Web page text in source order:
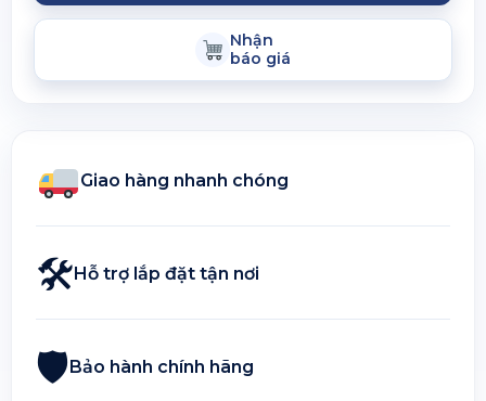
Nhận
báo giá
Giao hàng nhanh chóng
🛠 Hỗ trợ lắp đặt tận nơi
🛡 Bảo hành chính hãng